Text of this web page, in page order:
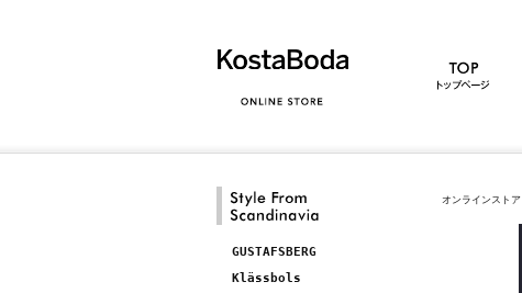
GUSTAFSBERG
Klässbols
オンラインストア